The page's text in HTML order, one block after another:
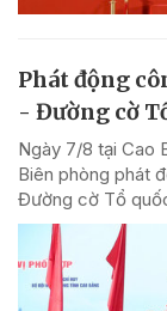
Phát động
- Đường cờ
Ngày 7/8 tại Cao
Biên phòng phát
Đường cờ Tổ